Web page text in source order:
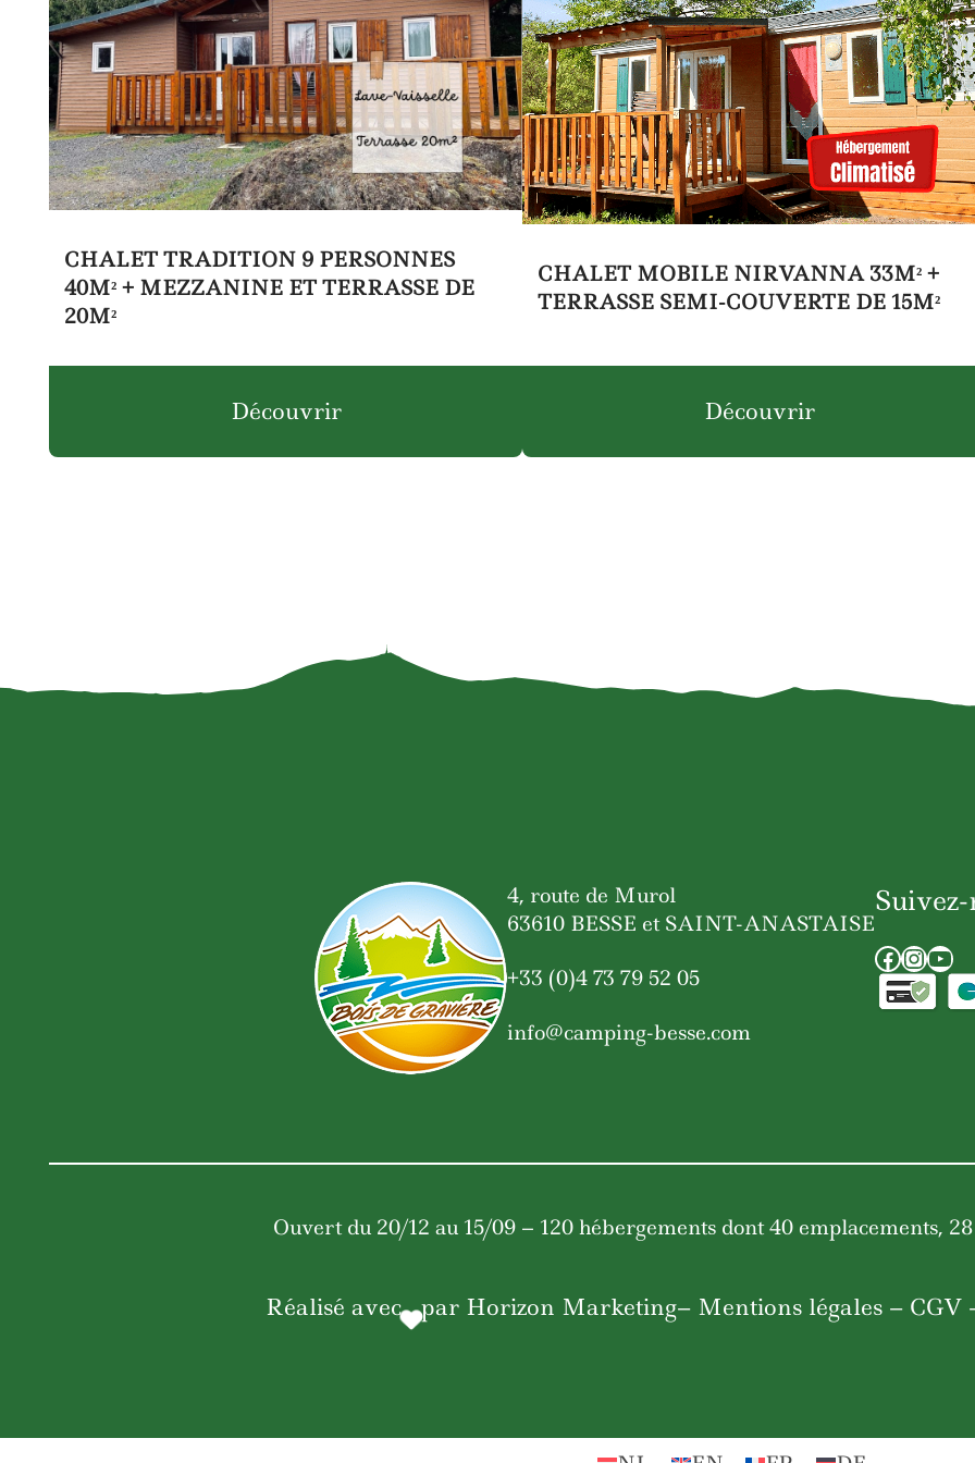
CHALET TRADITION 9 PERSONNES
40M² + MEZZANINE ET TERRASSE DE
20M²
Découvrir
CHALET MOBILE NIRVANNA 33M² +
TERRASSE SEMI-COUVERTE DE 15M²
Découvrir
4, route de Murol
63610 BESSE et SAINT-ANASTAISE
+33 (0)4 73 79 52 05
info@camping-besse.com
Ouvert du 20/12 au 15/09 – 120 hébergements dont 40 emplacements,
Réalisé avec par Horizon Marketing– Mentions légales– CGV